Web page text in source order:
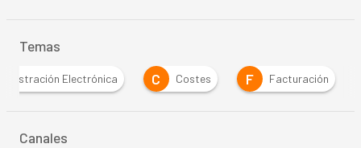
Temas
Electrónica C Costes F Facturación
Canales